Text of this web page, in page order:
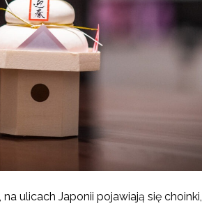
ulicach Japonii pojawiają się choinki,